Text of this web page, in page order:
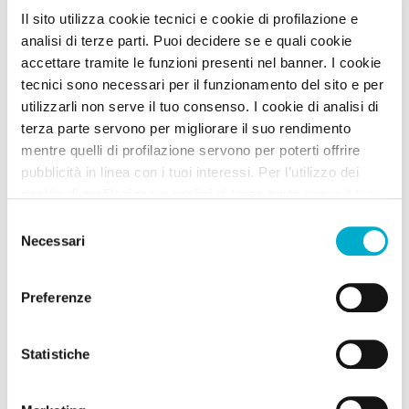
Il sito utilizza cookie tecnici e cookie di profilazione e
analisi di terze parti. Puoi decidere se e quali cookie
accettare tramite le funzioni presenti nel banner. I cookie
tecnici sono necessari per il funzionamento del sito e per
utilizzarli non serve il tuo consenso. I cookie di analisi di
terza parte servono per migliorare il suo rendimento
mentre quelli di profilazione servono per poterti offrire
pubblicità in linea con i tuoi interessi. Per l’utilizzo dei
senza accettare” verranno installati solo i cookie tecnici.
Cliccando il pulsante “Accetta tutto” acconsenti all’utilizzo
di tutti i cookie. Cliccando il pulsante “mostra dettagli”
troverai le varie categorie di cookie e potrai accettare o
tue scelte. Puoi modificare le tue scelte in ogni momento.
delNecessari
Preferenze
Statistiche
Visita Barolo con il cane
Piemonte -Borgo,Cultura,Natura
panorami e borghi ricchi di...